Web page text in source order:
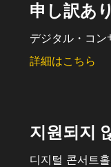
申し訳あ
デジタル・コン
詳細はこちら
지원되지
디지털 콘서트